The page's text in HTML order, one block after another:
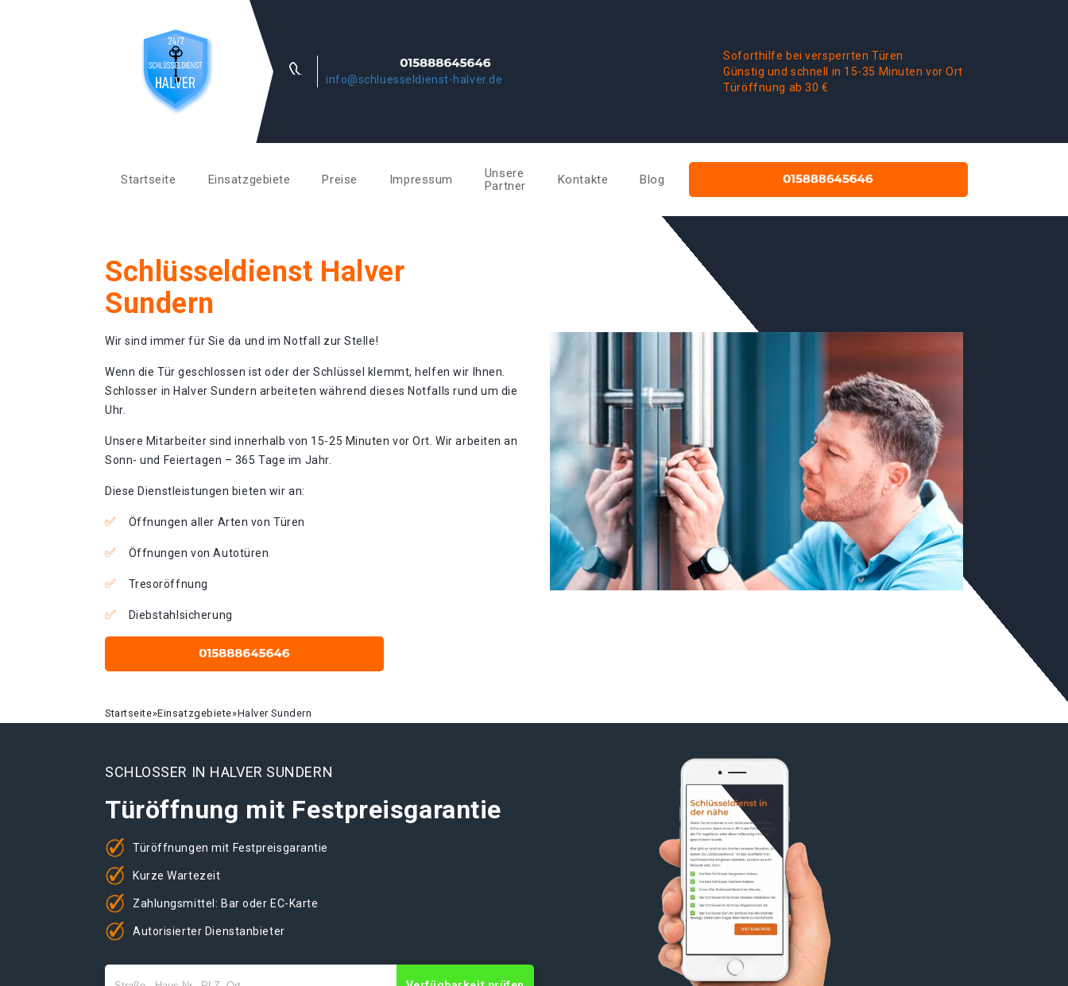
info@schluesseldienst-halver.de
Soforthilfe bei versperrten Türen
Günstig und schnell in 15-35 Minuten vor Ort
Türöffnung ab 30 €
Startseite Einsatzgebiete Preise Impressum
Unsere
Partner
Kontakte Blog
Schlüsseldienst Halver
Sundern
Wir sind immer für Sie da und im Notfall zur Stelle!
Wenn die Tür geschlossen ist oder der Schlüssel klemmt, helfen wir Ihnen.
Schlosser in Halver Sundern arbeiteten während dieses Notfalls rund um die
Uhr.
Unsere Mitarbeiter sind innerhalb von 15-25 Minuten vor Ort. Wir arbeiten an
Sonn- und Feiertagen – 365 Tage im Jahr.
Diese Dienstleistungen bieten wir an:
Öffnungen aller Arten von Türen
Öffnungen von Autotüren
Tresoröffnung
Diebstahlsicherung
Startseite»Einsatzgebiete»Halver Sundern
SCHLOSSER IN HALVER SUNDERN
Türöffnung mit Festpreisgarantie
Türöffnungen mit Festpreisgarantie
Kurze Wartezeit
Zahlungsmittel: Bar oder EC-Karte
Autorisierter Dienstanbieter